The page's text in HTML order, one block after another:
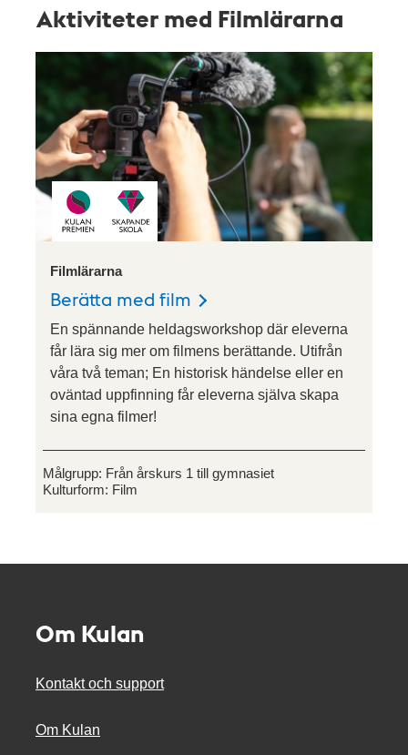
att ämnesintegrera.
Varmt välkommen att höra av dig med
ditt Skapande-Skola projekt!
Erik Green Petersson 070-539 41 00,
erik@filmlararna.se
Martin Klevegård 070-722 26 05,
martin@filmlararna.se
Filmlärarna
Filmlärarna erbjuder workshops i fiktionsfilm,
reklam, animation och nyhetsprogram. Vi erbjuder
också filmsamtal kopplat till skolbio.
Aktiviteter med Filmlärarna
Filmlärarna
Berätta med film
En spännande heldagsworkshop där eleverna
får lära sig mer om filmens berättande. Utifrån
våra två teman; En historisk händelse eller en
oväntad uppfinning får eleverna själva skapa
sina egna filmer!
Målgrupp: Från årskurs 1 till gymnasiet
Kulturform: Film
Om Kulan
Kontakt och support
Om Kulan